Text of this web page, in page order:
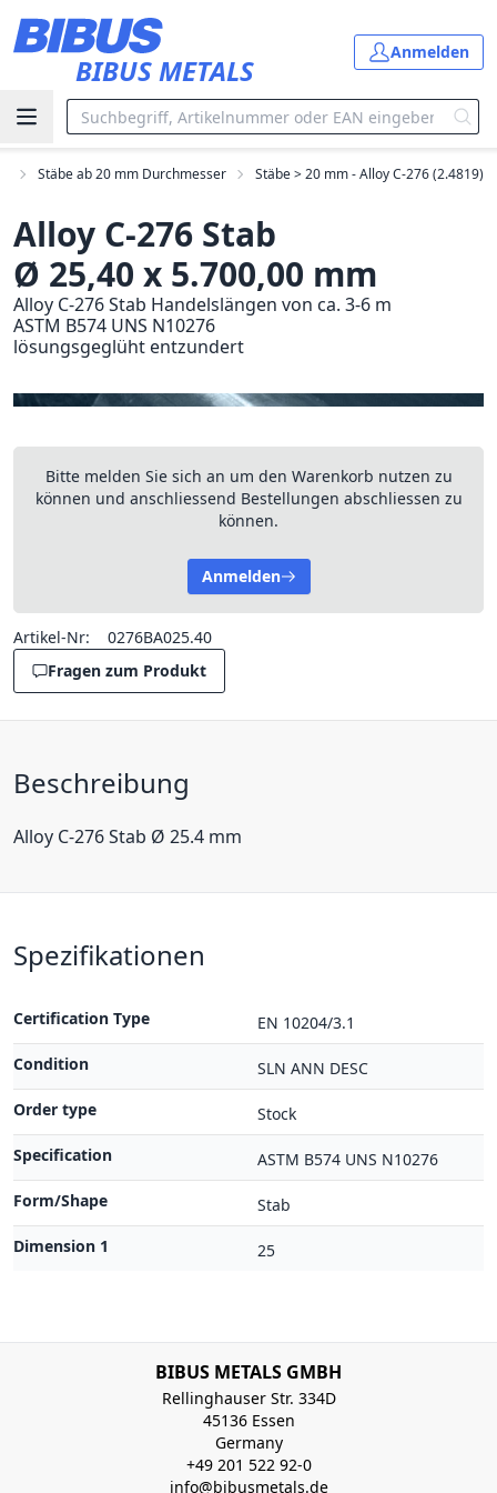
BIBUS METALS
Anmelden
Stäbe ab 20 mm Durchmesser Stäbe > 20 mm - Alloy C-276 (2.4819)
Alloy C-276 Stab
Ø 25,40 x 5.700,00 mm
Alloy C-276 Stab Handelslängen von ca. 3-6 m
ASTM B574 UNS N10276
lösungsgeglüht entzundert
Bitte melden Sie sich an um den Warenkorb nutzen zu
können und anschliessend Bestellungen abschliessen zu
können.
Anmelden
Artikel-Nr:
0276BA025.40
Fragen zum Produkt
Beschreibung
Alloy C-276 Stab Ø 25.4 mm
Spezifikationen
Certification Type
EN 10204/3.1
Condition
SLN ANN DESC
Order type
Stock
Specification
ASTM B574 UNS N10276
Form/Shape
Stab
Dimension 1
25
BIBUS METALS GMBH
Rellinghauser Str. 334D
45136 Essen
Germany
+49 201 522 92-0
info@bibusmetals.de